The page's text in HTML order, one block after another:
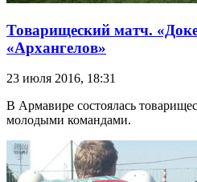
Товарищеский матч.
«Архангелов»
23 июля 2016, 18:31
В Армавире состоялась
молодыми командами.